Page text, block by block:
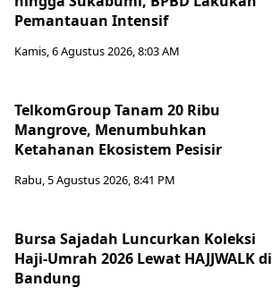
Pemantauan Intensif
Kamis, 6 Agustus 2026, 8:03 AM
TelkomGroup Tanam 20 Ribu
Mangrove, Menumbuhkan
Ketahanan Ekosistem Pesisir
Rabu, 5 Agustus 2026, 8:41 PM
Bursa Sajadah Luncurkan Koleksi
Haji-Umrah 2026 Lewat HAJJWALK di
Bandung